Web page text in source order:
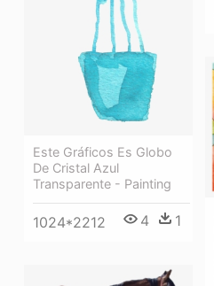
Este Gráficos Es Globo
De Cristal Azul
Transparente - Painting
1024*2212 4 1